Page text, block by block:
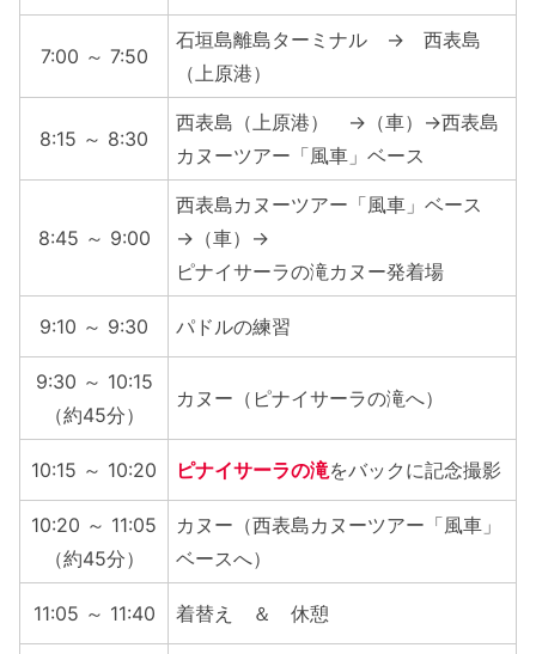
7:00 ～ 7:50
石垣島離島ターミナル → 西表島
（上原港）
8:15 ～ 8:30
西表島（上原港） →（車）→西表島
カヌーツアー「風車」ベース
8:45 ～ 9:00
西表島カヌーツアー「風車」ベース
→（車）→
ピナイサーラの滝カヌー発着場
9:10 ～ 9:30 パドルの練習
9:30 ～ 10:15
（約45分）
カヌー（ピナイサーラの滝へ）
10:15 ～ 10:20 ピナイサーラの滝をバックに記念撮影
10:20 ～ 11:05
（約45分）
カヌー（西表島カヌーツアー「風車」
ベースへ）
11:05 ～ 11:40 着替え ＆ 休憩